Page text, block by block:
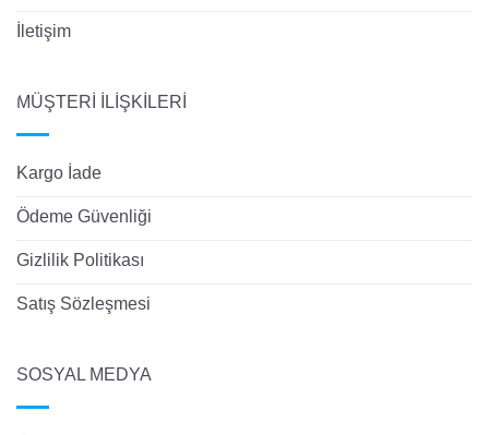
İletişim
MÜŞTERİ İLİŞKİLERİ
Kargo İade
Ödeme Güvenliği
Gizlilik Politikası
Satış Sözleşmesi
SOSYAL MEDYA